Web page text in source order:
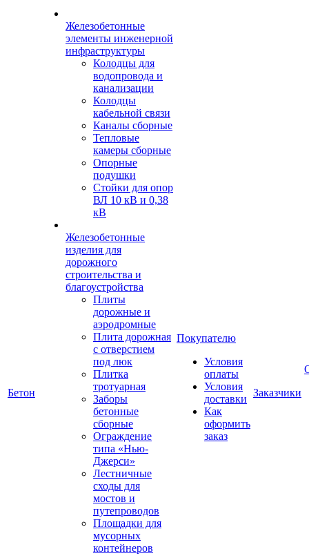
Бетон
Железобетонные
элементы инженерной
инфраструктуры
Колодцы для
водопровода и
канализации
Колодцы
кабельной связи
Каналы сборные
Тепловые
камеры сборные
Опорные
подушки
Стойки для опор
ВЛ 10 кВ и 0,38
кВ
Железобетонные
изделия для
дорожного
строительства и
благоустройства
Плиты
дорожные и
аэродромные
Плита дорожная
с отверстием
под люк
Плитка
тротуарная
Заборы
бетонные
сборные
Ограждение
типа «Нью-
Джерси»
Лестничные
сходы для
мостов и
путепроводов
Площадки для
мусорных
контейнеров
Покупателю
Условия
оплаты
Условия
доставки
Как
оформить
заказ
Заказчики